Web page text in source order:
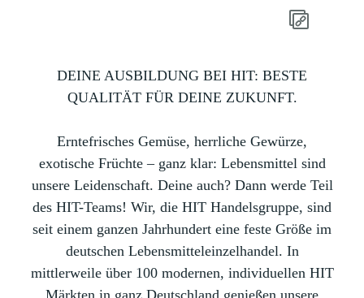
DEINE AUSBILDUNG BEI HIT: BESTE
QUALITÄT FÜR DEINE ZUKUNFT.
Erntefrisches Gemüse, herrliche Gewürze,
exotische Früchte – ganz klar: Lebensmittel sind
unsere Leidenschaft. Deine auch? Dann werde Teil
des HIT-Teams! Wir, die HIT Handelsgruppe, sind
seit einem ganzen Jahrhundert eine feste Größe im
deutschen Lebensmitteleinzelhandel. In
mittlerweile über 100 modernen, individuellen HIT
Märkten in ganz Deutschland genießen unsere